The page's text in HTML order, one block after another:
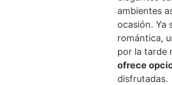
ambientes
ocasión. Ya
romántica,
por la tarde
ofrece
disfrutadas.